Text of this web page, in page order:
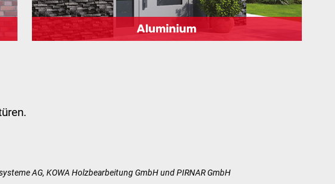
Aluminium
AG, KOWA Holzbearbeitung GmbH und PIRNAR GmbH